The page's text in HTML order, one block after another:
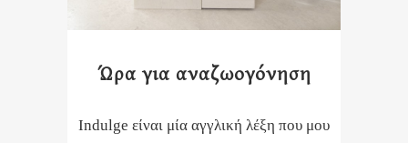
Ώρα για αναζωογόνηση
Indulge είναι μία αγγλική λέξη που μου